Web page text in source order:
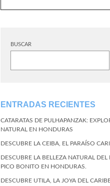
BUSCAR
ENTRADAS RECIENTES
CATARATAS DE PULHAPANZAK:
NATURAL EN HONDURAS
DESCUBRE LA CEIBA, EL PARAÍSO
DESCUBRE LA BELLEZA NATURAL DEL
PICO BONITO EN HONDURAS.
DESCUBRE UTILA, LA JOYA DEL